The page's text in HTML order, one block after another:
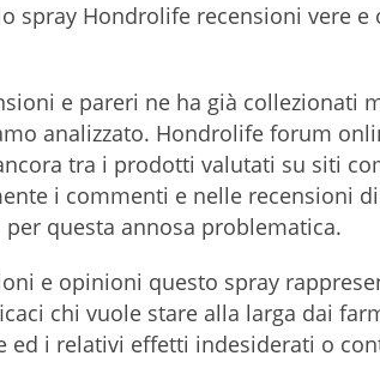
spray Hondrolife recensioni vere
e pareri ne ha già collezionati
analizzato. Hondrolife forum
tra i prodotti valutati su siti
i commenti e nelle recensioni
questa annosa problematica.
e opinioni questo spray
chi vuole stare alla larga dai
ed i relativi effetti indesiderati o